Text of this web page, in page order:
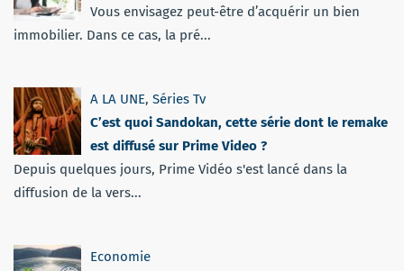
Vous envisagez peut-être d’acquérir un bien
immobilier. Dans ce cas, la pré...
A LA UNE, Séries Tv
C’est quoi Sandokan, cette série dont le remake
est diffusé sur Prime Video ?
Depuis quelques jours, Prime Vidéo s'est lancé dans la
diffusion de la vers...
Economie